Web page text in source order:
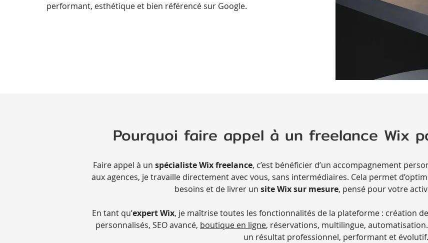
performant, esthétique et bien référencé sur Google.
Pourquoi faire appel à un freelance Wix
Faire appel à un spécialiste Wix freelance, c’est bénéficier d’un accompagnement
aux agences, je travaille directement avec vous, sans intermédiaires. Cela permet
besoins et de livrer un site Wix sur mesure, pensé pour votre
En tant qu’expert Wix, je maîtrise toutes les fonctionnalités de la plateforme : création
personnalisés, SEO avancé, boutique en ligne, réservations, multilingue,
un résultat professionnel, performant et évolutif.